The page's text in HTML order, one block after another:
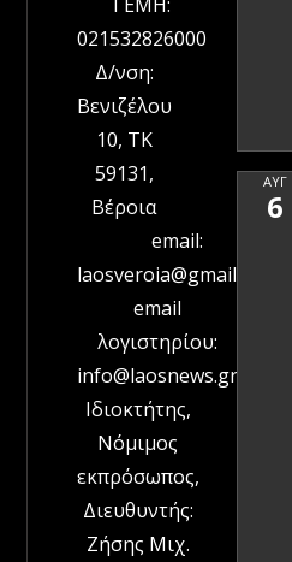
ΓΕΜΗ:
021532826000
Δ/νση:
Βενιζέλου
10, ΤΚ
59131,
Βέροια
email:
laosveroia@gmail.com
email
λογιστηρίου:
info@laosnews.gr
Ιδιοκτήτης,
Νόμιμος
εκπρόσωπος,
Διευθυντής:
Ζήσης Μιχ.
ΑΥΓ
6